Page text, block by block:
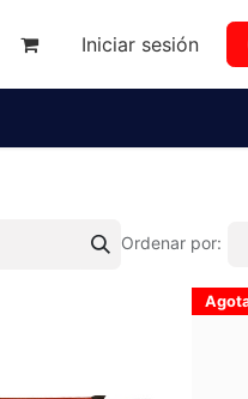
Iniciar sesión
Ordenar por: